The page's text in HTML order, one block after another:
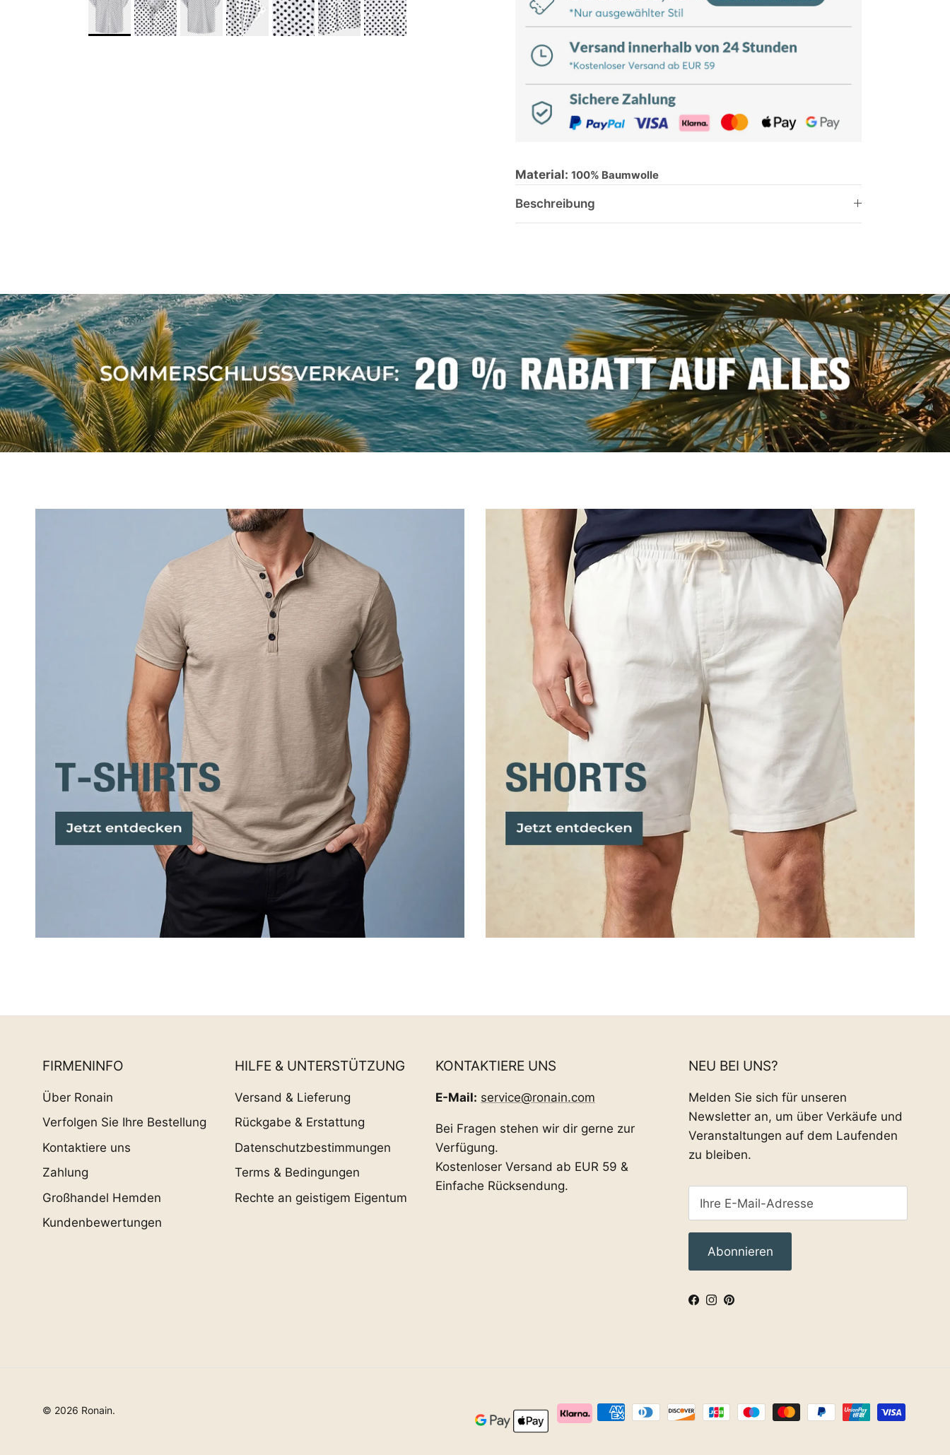
Material: 100% Baumwolle
Beschreibung
FIRMENINFO
Über Ronain
Verfolgen Sie Ihre Bestellung
Kontaktiere uns
Zahlung
Großhandel Hemden
Kundenbewertungen
HILFE & UNTERSTÜTZUNG
Versand & Lieferung
Rückgabe & Erstattung
Datenschutzbestimmungen
Terms & Bedingungen
Rechte an geistigem Eigentum
KONTAKTIERE UNS
E-Mail: service@ronain.com
Bei Fragen stehen wir dir gerne zur
Verfügung.
Kostenloser Versand ab EUR 59 &
Einfache Rücksendung.
NEU BEI UNS?
Melden Sie sich für unseren
Newsletter an, um über Verkäufe und
Veranstaltungen auf dem Laufenden
zu bleiben.
Abonnieren
Facebook
Instagram
Pinterest
© 2026 Ronain.